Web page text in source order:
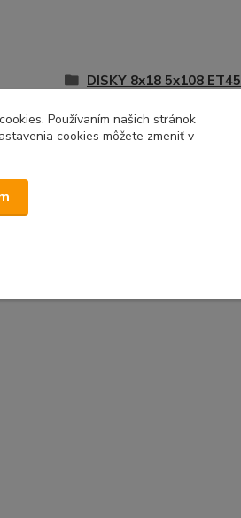
DISKY 8x18 5x108 ET45
Používaním našich stránok
cookies môžete zmeniť v